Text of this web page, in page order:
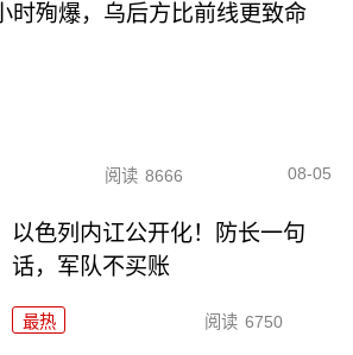
时殉爆，乌后方比前线更致命
阅读 8666 08-05
以色列内讧公开化！防长一句
话，军队不买账
最热 阅读 6750